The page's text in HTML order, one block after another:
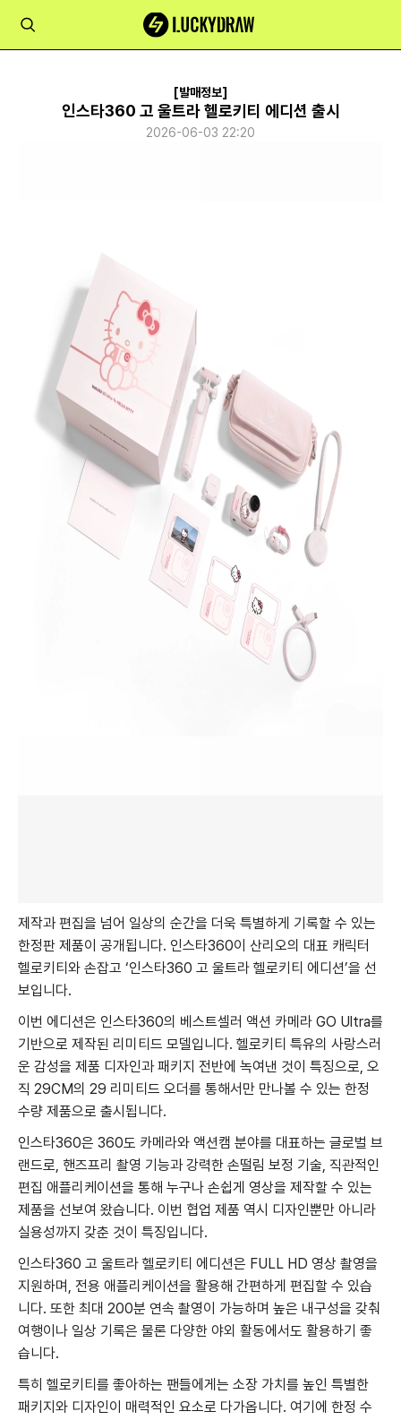
[발매정보]
인스타360 고 울트라 헬로키티 에디션 출시
2026-06-03 22:20
제작과 편집을 넘어 일상의 순간을 더욱 특별하게 기록할 수 있는
한정판 제품이 공개됩니다. 인스타360이 산리오의 대표 캐릭터
헬로키티와 손잡고 ‘인스타360 고 울트라 헬로키티 에디션’을 선
보입니다.
이번 에디션은 인스타360의 베스트셀러 액션 카메라 GO Ultra를
기반으로 제작된 리미티드 모델입니다. 헬로키티 특유의 사랑스러
운 감성을 제품 디자인과 패키지 전반에 녹여낸 것이 특징으로, 오
직 29CM의 29 리미티드 오더를 통해서만 만나볼 수 있는 한정
수량 제품으로 출시됩니다.
인스타360은 360도 카메라와 액션캠 분야를 대표하는 글로벌 브
랜드로, 핸즈프리 촬영 기능과 강력한 손떨림 보정 기술, 직관적인
편집 애플리케이션을 통해 누구나 손쉽게 영상을 제작할 수 있는
제품을 선보여 왔습니다. 이번 협업 제품 역시 디자인뿐만 아니라
실용성까지 갖춘 것이 특징입니다.
인스타360 고 울트라 헬로키티 에디션은 FULL HD 영상 촬영을
지원하며, 전용 애플리케이션을 활용해 간편하게 편집할 수 있습
니다. 또한 최대 200분 연속 촬영이 가능하며 높은 내구성을 갖춰
여행이나 일상 기록은 물론 다양한 야외 활동에서도 활용하기 좋
습니다.
특히 헬로키티를 좋아하는 팬들에게는 소장 가치를 높인 특별한
패키지와 디자인이 매력적인 요소로 다가옵니다. 여기에 한정 수